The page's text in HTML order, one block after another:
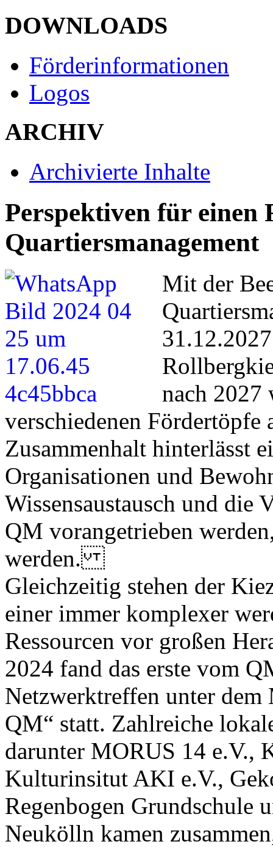
DOWNLOADS
Förderinformationen
Logos
ARCHIV
Archivierte Inhalte
Perspektiven für einen
Quartiersmanagement
Mit der
nach 2027
verschiedenen Fördertöpfe
Zusammenhalt hinterlässt
Organisationen und
Wissensaustausch und die
QM vorangetrieben
werden.
Gleichzeitig stehen der
einer immer komplexer
Ressourcen vor großen
2024 fand das erste vom
Netzwerktreffen unter
QM“ statt. Zahlreiche
darunter MORUS 14 e.V.,
Kulturinsitut AKI e.V.,
Regenbogen Grundschule
Neukölln kamen